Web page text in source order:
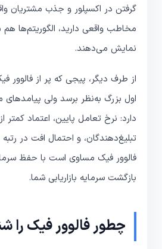
گرفتن در اکسپلور و جذب مشتریان
مخاطب واقعی دارید، الگوریتم‌ها
نمایش می‌دهند.
از طرف دیگر، پیجی که پر از فالوور
اول بزرگ به‌نظر برسد ولی
دارد: نرخ تعامل پایین، اعتماد
تبلیغ‌دهندگان، و احتمال افت در
فالوور فیک مساوی است با حفظ
بازگشت سرمایه بازاریابی شما.
چطور فالوور فیک را